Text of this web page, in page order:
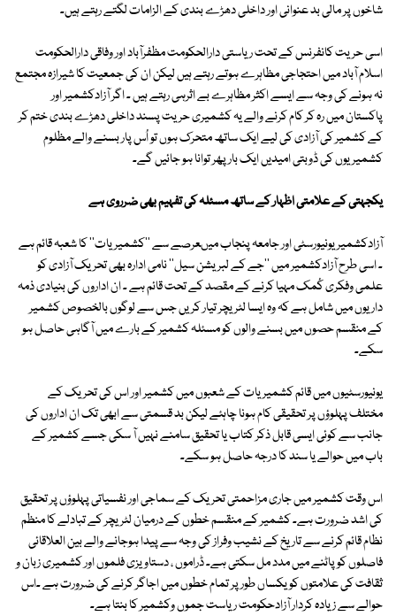
شاخوں پر مالی بد عنوانی اور داخلی دھڑے بندی کے الزامات لگتے رہتے ہیں۔
اسی حریت کانفرنس کے تحت ریاستی دارالحکومت مظفرآباد اور وفاقی دارالحکومت
اسلام آباد میں احتجاجی مظاہرے ہوتے رہتے ہیں لیکن ان کی جمعیت کا شیرازہ مجتمع
نہ ہونے کی وجہ سے ایسے اکثر مظاہرے بے اثرہی رہتے ہیں ۔ اگر آزادکشمیر اور
پاکستان میں رہ کر کام کرنے والے یہ کشمیری حریت پسند داخلی دھڑے بندی ختم کر
کے کشمیر کی آزادی کی لیے ایک ساتھ متحرک ہوں تو اُس پار بسنے والے مظلوم
کشمیریوں کی ڈوبتی امیدیں ایک بار پھر توانا ہو جائیں گے۔
یکجہتی کے علامتی اظہار کے ساتھ مسئلہ کی تفہیم بھی ضرروی ہے
آزادکشمیر یونیورسٹی اور جامعہ پنجاب میںعرصے سے ''کشمیریات'' کا شعبہ قائم ہے
۔ اسی طرح آزادکشمیر میں ''جے کے لبریشن سیل'' نامی ادارہ بھی تحریک آزادی کو
علمی وفکری کُمک مہیا کرنے کے مقصد کے تحت قائم ہے ۔ ان اداروں کی بنیادی ذمہ
داریوں میں شامل ہے کہ وہ ایسا لٹریچر تیار کریں جس سے لوگوں بالخصوص کشمیر
کے منقسم حصوں میں بسنے والوں کو مسئلہ کشمیر کے بارے میں آگاہی حاصل ہو
سکے۔
یونیورسٹیوں میں قائم کشمیریات کے شعبوں میں کشمیر اور اس کی تحریک کے
مختلف پہلوؤں پر تحقیقی کام ہونا چاہئے لیکن بد قسمتی سے ابھی تک ان اداروں کی
جانب سے کوئی ایسی قابل ذکر کتاب یا تحقیق سامنے نہیں آ سکی جسے کشمیر کے
باب میں حوالے یا سند کا درجہ حاصل ہو سکے۔
اس وقت کشمیر میں جاری مزاحمتی تحریک کے سماجی اور نفسیاتی پہلوؤں پر تحقیق
کی اشد ضرورت ہے۔ کشمیر کے منقسم خطوں کے درمیان لٹریچر کے تبادلے کا منظم
نظام قائم کرنے سے تاریخ کے نشیب وفراز کی وجہ سے پیدا ہوجانے والے بین العلاقائی
فاصلوں کو پاٹنے میں مدد مل سکتی ہے۔ ڈراموں ، دستاویزی فلموں اور کشمیری زبان و
ثقافت کی علامتوں کو یکساں طور پر تمام خطوں میں اجاگر کرنے کی ضرورت ہے ۔اس
حوالے سے زیادہ کردار آزادحکومت ریاست جموں وکشمیر کا بنتا ہے۔